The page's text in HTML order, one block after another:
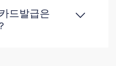
드발급은